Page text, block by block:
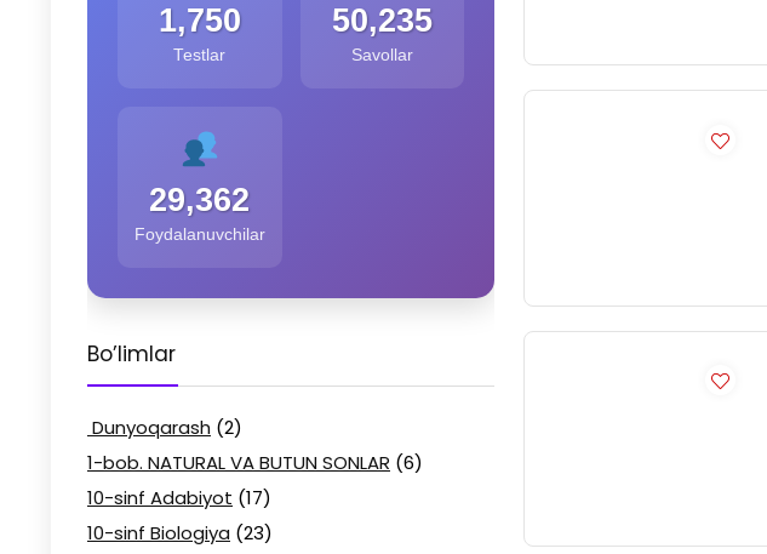
1,750
Testlar
50,235
Savollar
29,362
Foydalanuvchilar
Bo’limlar
Dunyoqarash (2)
1-bob. NATURAL VA BUTUN SONLAR (6)
10-sinf Adabiyot (17)
10-sinf Biologiya (23)